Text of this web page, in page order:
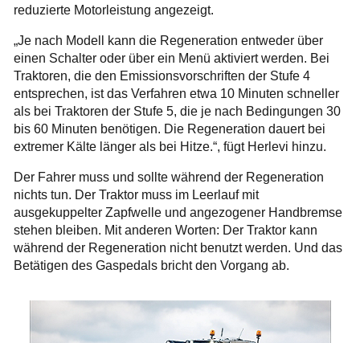
reduzierte Motorleistung angezeigt.
„Je nach Modell kann die Regeneration entweder über
einen Schalter oder über ein Menü aktiviert werden. Bei
Traktoren, die den Emissionsvorschriften der Stufe 4
entsprechen, ist das Verfahren etwa 10 Minuten schneller
als bei Traktoren der Stufe 5, die je nach Bedingungen 30
bis 60 Minuten benötigen. Die Regeneration dauert bei
extremer Kälte länger als bei Hitze.“, fügt Herlevi hinzu.
Der Fahrer muss und sollte während der Regeneration
nichts tun. Der Traktor muss im Leerlauf mit
ausgekuppelter Zapfwelle und angezogener Handbremse
stehen bleiben. Mit anderen Worten: Der Traktor kann
während der Regeneration nicht benutzt werden. Und das
Betätigen des Gaspedals bricht den Vorgang ab.